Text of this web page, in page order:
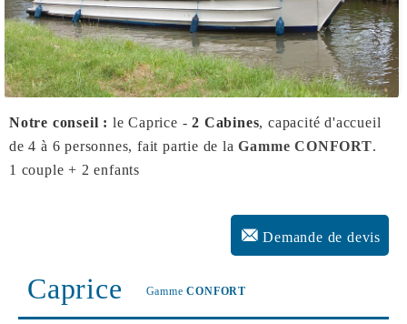
Notre conseil : le Caprice -2 Cabines, capacité d'accueil
de 4 à 6 personnes, fait partie de laGamme CONFORT.
1 couple + 2 enfants
Demande de devis
Caprice GammeCONFORT